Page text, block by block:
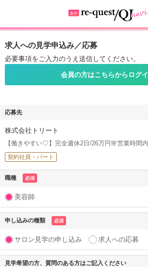
求人への見学申込み／応募
必要事項をご入力のうえ送信してください。
会員の方はこちらからログ
応募先
株式会社トリート
【働きやすい♡】完全週休2日/26万円🌸営業時間
契約社員・パート
職種 必須
美容師
申し込みの種類 必須
サロン見学の申し込み 求人への応募
見学希望の方、質問のある方はご記入ください